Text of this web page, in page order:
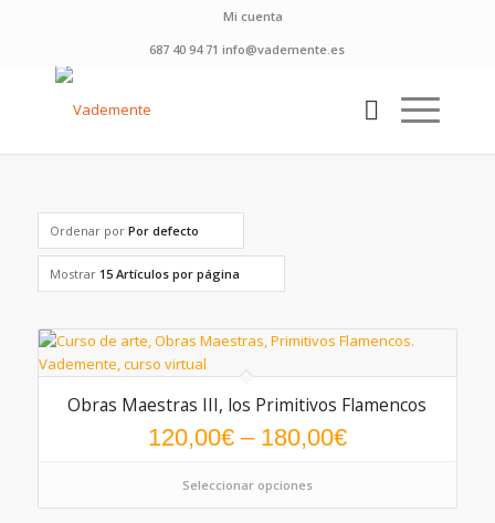
Mi cuenta
687 40 94 71 info@vademente.es
Ordenar por Por defecto
Mostrar 15 Artículos por página
Obras Maestras III, los Primitivos Flamencos
120,00€– 180,00€
Seleccionar opciones